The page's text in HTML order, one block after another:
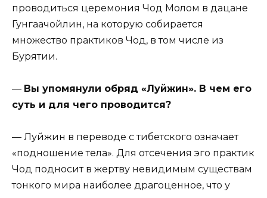
проводиться церемония Чод Молом в дацане
Гунгаачойлин, на которую собирается
множество практиков Чод, в том числе из
Бурятии.
— Вы упомянули обряд «Луйжин». В чем его
суть и для чего проводится?
— Луйжин в переводе с тибетского означает
«подношение тела». Для отсечения эго практик
Чод подносит в жертву невидимым существам
тонкого мира наиболее драгоценное, что у